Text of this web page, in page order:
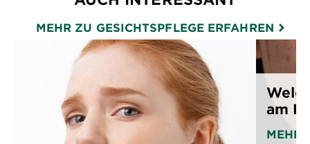
MEHR ZU GESICHTSPFLEGE ERFAHREN
am
MEHR